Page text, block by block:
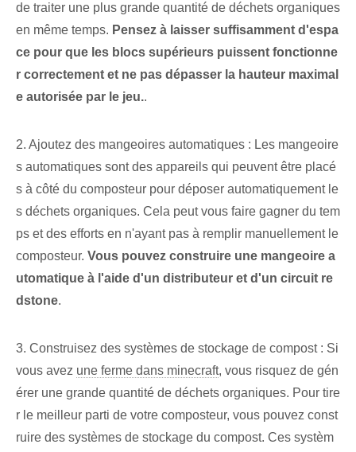
de traiter une plus grande quantité de déchets organiques
en même temps. Pensez à laisser suffisamment d'espa
ce pour que les blocs supérieurs puissent fonctionne
r correctement et ne pas dépasser la hauteur maximal
e autorisée par le jeu..
2. Ajoutez des mangeoires automatiques : Les mangeoire
s automatiques sont des appareils qui peuvent être placé
s à côté du composteur pour déposer automatiquement le
s déchets organiques. Cela peut vous faire gagner du tem
ps et des efforts en n'ayant pas à remplir manuellement le
composteur. Vous pouvez construire une mangeoire a
utomatique à l'aide d'un distributeur et d'un circuit re
dstone.
3. Construisez des systèmes de stockage de compost : Si
vous avez une ferme dans minecraft, vous risquez de gén
érer une grande quantité de déchets organiques. Pour tire
r le meilleur parti de votre composteur, vous pouvez const
ruire des systèmes de stockage du compost. Ces systèm